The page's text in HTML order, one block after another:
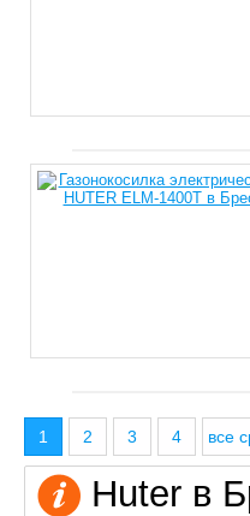
1 2 3 4 все
Huter в